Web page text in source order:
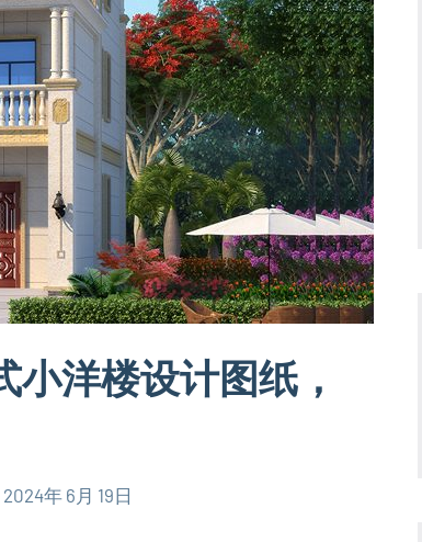
小洋楼设计图纸，
2024年 6月 19日